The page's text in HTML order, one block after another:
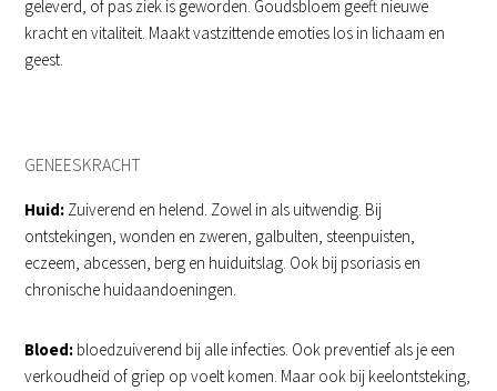
geleverd, of pas ziek is geworden. Goudsbloem geeft nieuwe
kracht en vitaliteit. Maakt vastzittende emoties los in lichaam en
geest.
GENEESKRACHT
Huid: Zuiverend en helend. Zowel in als uitwendig. Bij
ontstekingen, wonden en zweren, galbulten, steenpuisten,
eczeem, abcessen, berg en huiduitslag. Ook bij psoriasis en
chronische huidaandoeningen.
Bloed: bloedzuiverend bij alle infecties. Ook preventief als je een
verkoudheid of griep op voelt komen. Maar ook bij keelontsteking,